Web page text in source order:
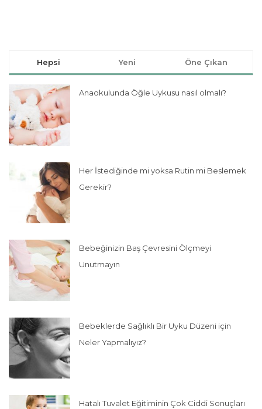
Hepsi Yeni Öne Çıkan
Anaokulunda Öğle Uykusu nasıl olmalı?
Her İstediğinde mi yoksa Rutin mi Beslemek
Gerekir?
Bebeğinizin Baş Çevresini Ölçmeyi
Unutmayın
Bebeklerde Sağlıklı Bir Uyku Düzeni için
Neler Yapmalıyız?
Hatalı Tuvalet Eğitiminin Çok Ciddi Sonuçları